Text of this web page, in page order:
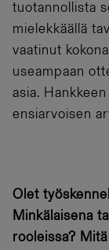
tuotannollista
mielekkäällä
vaatinut
useampaan
asia.
ensiarvoisen
Olet
Minkälaisena
rooleissa?